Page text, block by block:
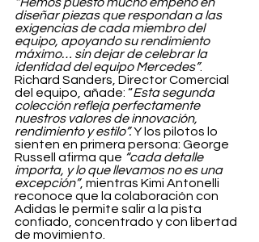
diseñar piezas que respondan a las
exigencias de cada miembro del
equipo, apoyando su rendimiento
máximo… sin dejar de celebrar la
identidad del equipo Mercedes”.
Richard Sanders, Director Comercial
del equipo, añade: “Esta segunda
colección refleja perfectamente
nuestros valores de innovación,
rendimiento y estilo”. Y los pilotos lo
sienten en primera persona: George
Russell afirma que “cada detalle
importa, y lo que llevamos no es una
excepción”, mientras Kimi Antonelli
reconoce que la colaboración con
Adidas le permite salir a la pista
confiado, concentrado y con libertad
de movimiento.